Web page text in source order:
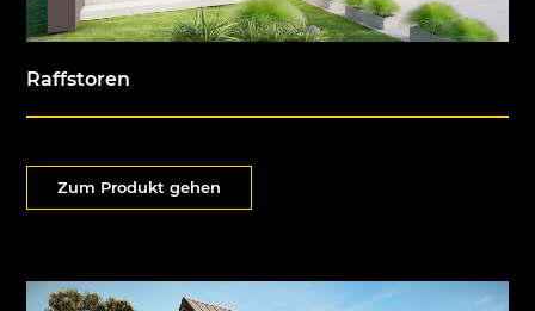
Raffstoren
Zum Produkt gehen